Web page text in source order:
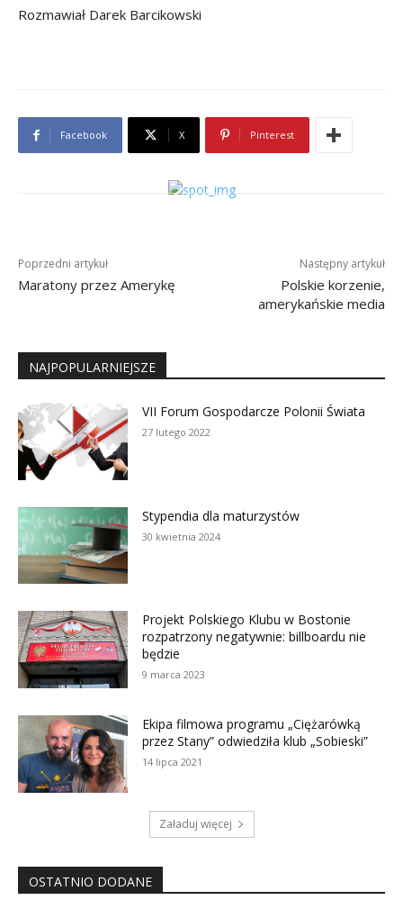
Rozmawiał Darek Barcikowski
Facebook X Pinterest
Poprzedni artykuł
Maratony przez Amerykę
Następny artykuł
Polskie korzenie,
amerykańskie media
NAJPOPULARNIEJSZE
VII Forum Gospodarcze Polonii Świata
27 lutego 2022
Stypendia dla maturzystów
30 kwietnia 2024
Projekt Polskiego Klubu w Bostonie
rozpatrzony negatywnie: billboardu nie
będzie
9 marca 2023
Ekipa filmowa programu „Ciężarówką
przez Stany” odwiedziła klub „Sobieski”
14 lipca 2021
Załaduj więcej
OSTATNIO DODANE